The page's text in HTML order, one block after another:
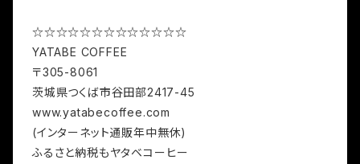
☆☆☆☆☆☆☆☆☆☆☆☆☆
YATABE COFFEE
〒305-8061
茨城県つくば市谷田部2417-45
www.yatabecoffee.com
(インターネット通販年中無休)
ふるさと納税もヤタベコーヒー